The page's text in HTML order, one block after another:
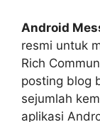
Android
resmi untuk
Rich
posting blog
sejumlah
aplikasi